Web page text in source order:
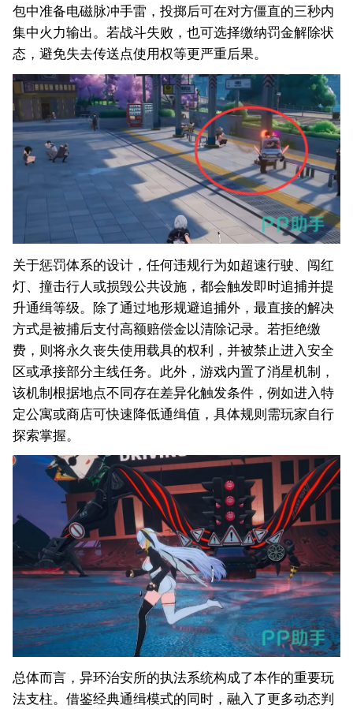
包中准备电磁脉冲手雷，投掷后可在对方僵直的三秒内
集中火力输出。若战斗失败，也可选择缴纳罚金解除状
态，避免失去传送点使用权等更严重后果。
关于惩罚体系的设计，任何违规行为如超速行驶、闯红
灯、撞击行人或损毁公共设施，都会触发即时追捕并提
升通缉等级。除了通过地形规避追捕外，最直接的解决
方式是被捕后支付高额赔偿金以清除记录。若拒绝缴
费，则将永久丧失使用载具的权利，并被禁止进入安全
区或承接部分主线任务。此外，游戏内置了消星机制，
该机制根据地点不同存在差异化触发条件，例如进入特
定公寓或商店可快速降低通缉值，具体规则需玩家自行
探索掌握。
总体而言，异环治安所的执法系统构成了本作的重要玩
法支柱。借鉴经典通缉模式的同时，融入了更多动态判